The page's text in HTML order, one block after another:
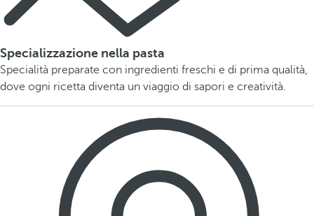
Specializzazione nella pasta
Specialità preparate con ingredienti freschi e di prima qualità,
dove ogni ricetta diventa un viaggio di sapori e creatività.